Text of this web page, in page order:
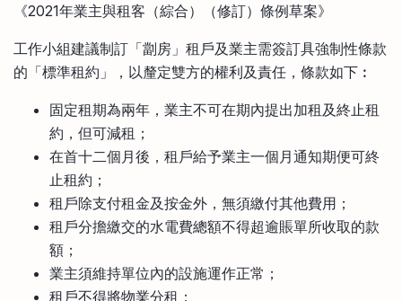
《2021年業主與租客（綜合）（修訂）條例草案》
工作小組建議制訂「劏房」租戶及業主需簽訂具強制性條款
的「標準租約」，以釐定雙方的權利及責任，條款如下︰
固定租期為兩年，業主不可在期內提出加租及終止租
約，但可減租；
在首十二個月後，租戶給予業主一個月通知期便可終
止租約；
租戶除支付租金及按金外，無須繳付其他費用；
租戶分擔繳交的水電費總額不得超逾賬單所收取的款
額；
業主須維持單位內的設施運作正常；
租戶不得將物業分租；